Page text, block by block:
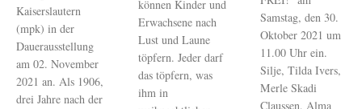
Kaiserslautern
(mpk) in der
Dauerausstellung
am 02. November
2021 an. Als 1906,
drei Jahre nach der
können Kinder und
Erwachsene nach
Lust und Laune
töpfern. Jeder darf
das töpfern, was
ihm in
Samstag, den 30.
Oktober 2021 um
11.00 Uhr ein.
Silje, Tilda Ivers,
Merle Skadi
Claussen, Alma